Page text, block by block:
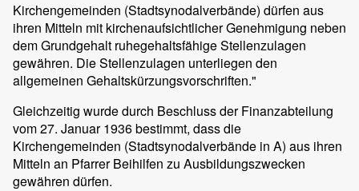
Kirchengemeinden (Stadtsynodalverbände) dürfen aus
ihren Mitteln mit kirchenaufsichtlicher Genehmigung neben
dem Grundgehalt ruhegehaltsfähige Stellenzulagen
gewähren. Die Stellenzulagen unterliegen den
allgemeinen Gehaltskürzungsvorschriften."
Gleichzeitig wurde durch Beschluss der Finanzabteilung
vom 27. Januar 1936 bestimmt, dass die
Kirchengemeinden (Stadtsynodalverbände in A) aus ihren
Mitteln an Pfarrer Beihilfen zu Ausbildungszwecken
gewähren dürfen.